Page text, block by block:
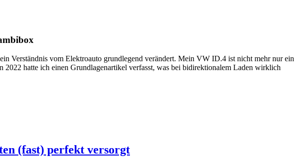
Verständnis vom Elektroauto grundlegend verändert. Mein VW ID.4 ist nicht mehr nur ein
2022 hatte ich einen Grundlagenartikel verfasst, was bei bidirektionalem Laden wirklich
(fast) perfekt versorgt